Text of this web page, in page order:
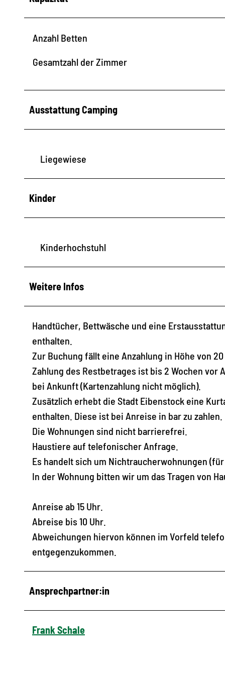
Anzahl Betten
Gesamtzahl der Zimmer
Ausstattung Camping
Liegewiese
Kinder
Kinderhochstuhl
Weitere Infos
Handtücher, Bettwäsche und eine
enthalten.
Zur Buchung fällt eine Anzahlung in Höhe von
Zahlung des Restbetrages ist bis 2 Wochen
bei Ankunft (Kartenzahlung nicht möglich).
Zusätzlich erhebt die Stadt Eibenstock eine
enthalten. Diese ist bei Anreise in bar zu zahlen.
Die Wohnungen sind nicht barrierefrei.
Haustiere auf telefonischer Anfrage.
Es handelt sich um Nichtraucherwohnungen
In der Wohnung bitten wir um das Tragen von
Anreise ab 15 Uhr.
Abreise bis 10 Uhr.
Abweichungen hiervon können im Vorfeld
entgegenzukommen.
Ansprechpartner:in
Frank Schale